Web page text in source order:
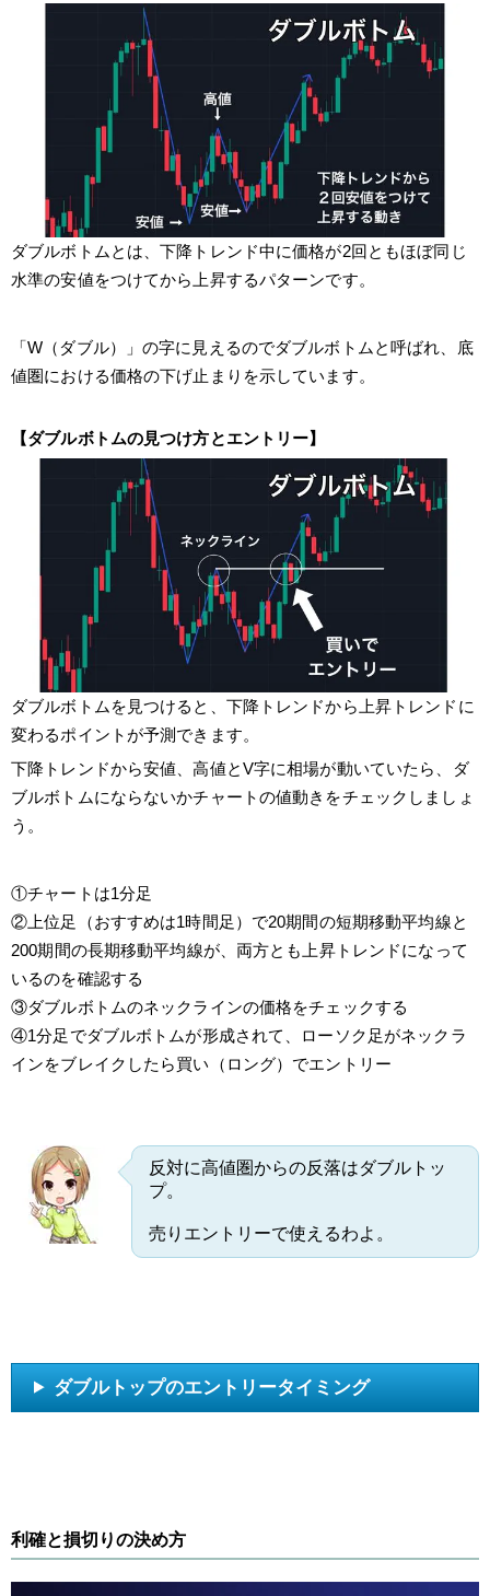
ダブルボトムとは、下降トレンド中に価格が2回ともほぼ同じ
水準の安値をつけてから上昇するパターンです。
「W（ダブル）」の字に見えるのでダブルボトムと呼ばれ、底
値圏における価格の下げ止まりを示しています。
【ダブルボトムの見つけ方とエントリー】
ダブルボトムを見つけると、下降トレンドから上昇トレンドに
変わるポイントが予測できます。
下降トレンドから安値、高値とV字に相場が動いていたら、ダ
ブルボトムにならないかチャートの値動きをチェックしましょ
う。
①チャートは1分足
②上位足（おすすめは1時間足）で20期間の短期移動平均線と
200期間の長期移動平均線が、両方とも上昇トレンドになって
いるのを確認する
③ダブルボトムのネックラインの価格をチェックする
④1分足でダブルボトムが形成されて、ローソク足がネックラ
インをブレイクしたら買い（ロング）でエントリー
反対に高値圏からの反落はダブルトッ
プ。
売りエントリーで使えるわよ。
ダブルトップのエントリータイミング
利確と損切りの決め方